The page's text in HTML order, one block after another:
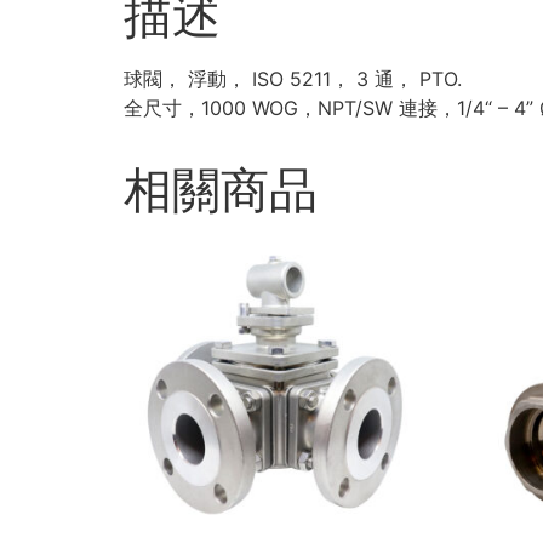
描述
球閥， 浮動， ISO 5211， 3 通， PTO.
全尺寸，1000 WOG，NPT/SW 連接，1/4“ – 4”
相關商品